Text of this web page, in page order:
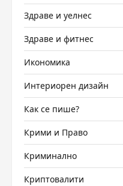
Здраве и уелнес
Здраве и фитнес
Икономика
Интериорен дизайн
Как се пише?
Крими и Право
Криминално
Криптовалити